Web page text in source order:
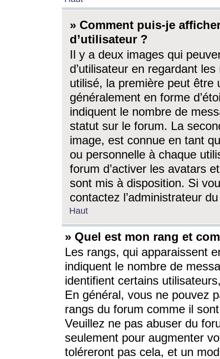
» Comment puis-je
d’utilisateur ?
Il y a deux images qui
d’utilisateur en regardant
utilisé, la première peut être
généralement en forme
indiquent le nombre de
statut sur le forum. La
image, est connue en tant
ou personnelle à chaque
forum d’activer les avatars
sont mis à disposition. Si
contactez l’administrateur
Haut
» Quel est mon rang et
Les rangs, qui apparaissent
indiquent le nombre de
identifient certains
En général, vous ne pouvez
rangs du forum comme il
Veuillez ne pas abuser du
seulement pour augmenter
toléreront pas cela, et un